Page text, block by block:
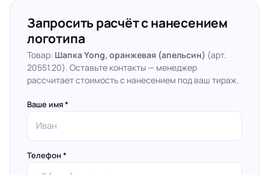
Запросить расчёт с нанесением
логотипа
Товар: Шапка Yong, оранжевая (апельсин) (арт.
20551.20). Оставьте контакты — менеджер
рассчитает стоимость с нанесением под ваш тираж.
Ваше имя *
Телефон *